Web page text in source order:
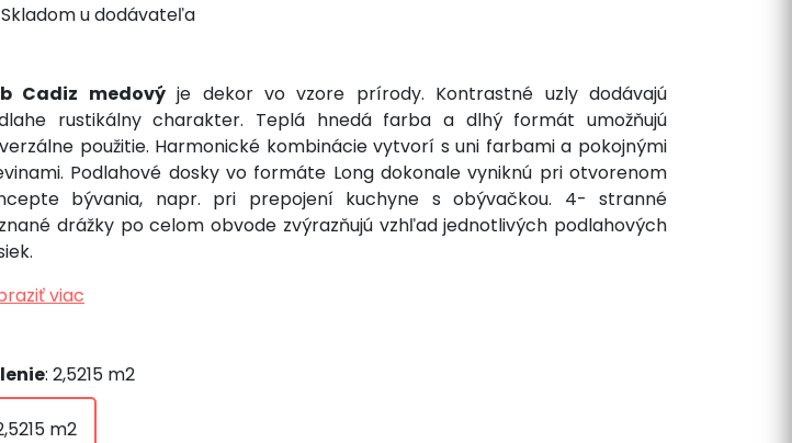
Skladom u dodávateľa
Cadiz medovýje dekor vo vzore prírody. Kontrastné uzly dodávajú
rustikálny charakter. Teplá hnedá farba a dlhý formát umožňujú
použitie. Harmonické kombinácie vytvorí s uni farbami a pokojnými
Podlahové dosky vo formáte Long dokonale vyniknú pri otvorenom
bývania, napr. pri prepojení kuchyne s obývačkou. 4- stranné
drážky po celom obvode zvýrazňujú vzhľad jednotlivých podlahových
viac
: 2,5215 m2
m2